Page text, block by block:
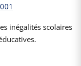
inégalités scolaires